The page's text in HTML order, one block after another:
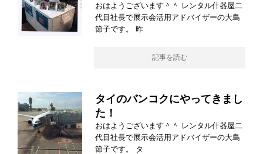
おはようございます＾＾ レンタル什器屋二
代目社長で展示会活用アドバイザーの大島
節子です。 昨
記事を読む
タイのバンコクにやってきまし
た！
おはようございます＾＾ レンタル什器屋二
代目社長で展示会活用アドバイザーの大島
節子です。 タ